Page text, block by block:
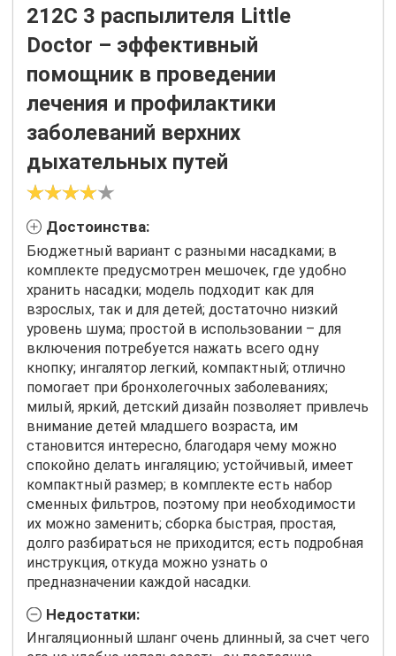
212C 3 распылителя Little
Doctor – эффективный
помощник в проведении
лечения и профилактики
заболеваний верхних
дыхательных путей
Достоинства:
Бюджетный вариант с разными насадками; в
комплекте предусмотрен мешочек, где удобно
хранить насадки; модель подходит как для
взрослых, так и для детей; достаточно низкий
уровень шума; простой в использовании – для
включения потребуется нажать всего одну
кнопку; ингалятор легкий, компактный; отлично
помогает при бронхолегочных заболеваниях;
милый, яркий, детский дизайн позволяет привлечь
внимание детей младшего возраста, им
становится интересно, благодаря чему можно
спокойно делать ингаляцию; устойчивый, имеет
компактный размер; в комплекте есть набор
сменных фильтров, поэтому при необходимости
их можно заменить; сборка быстрая, простая,
долго разбираться не приходится; есть подробная
инструкция, откуда можно узнать о
предназначении каждой насадки.
Недостатки:
Ингаляционный шланг очень длинный, за счет чего